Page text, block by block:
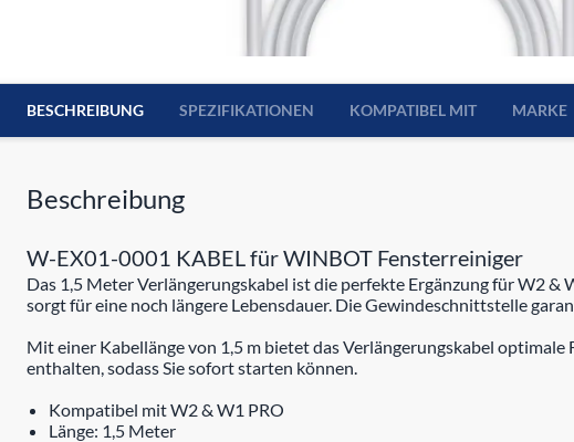
BESCHREIBUNG SPEZIFIKATIONEN KOMPATIBEL MIT MARKE
Beschreibung
W-EX01-0001 KABEL für WINBOT Fensterreiniger
Das 1,5 Meter Verlängerungskabel ist die perfekte Ergänzung für W2 &
sorgt für eine noch längere Lebensdauer. Die Gewindeschnittstelle
Mit einer Kabellänge von 1,5 m bietet das Verlängerungskabel
enthalten, sodass Sie sofort starten können.
Kompatibel mit W2 & W1 PRO
Länge: 1,5 Meter